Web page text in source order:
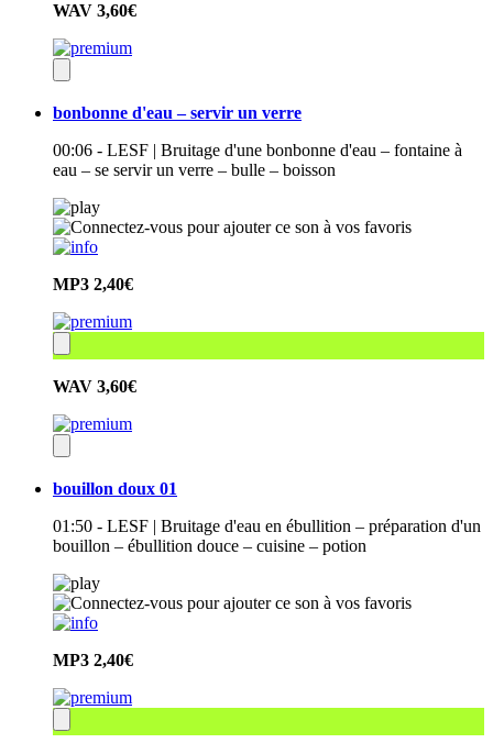
WAV 3,60€
bonbonne d'eau – servir un verre
00:06 - LESF | Bruitage d'une bonbonne d'eau – fontaine à
eau – se servir un verre – bulle – boisson
MP3 2,40€
WAV 3,60€
bouillon doux 01
01:50 - LESF | Bruitage d'eau en ébullition – préparation d'un
bouillon – ébullition douce – cuisine – potion
MP3 2,40€